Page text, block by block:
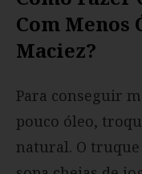
Com Menos
Maciez?
Para conseguir
pouco óleo,
natural. O